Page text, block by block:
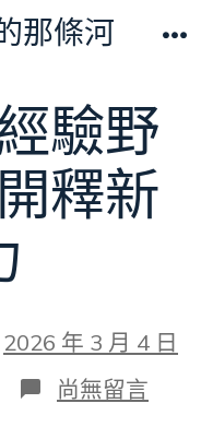
那條河
驗野
釋新
2026 年 3 月 4 日
在
〈視
尚無留言